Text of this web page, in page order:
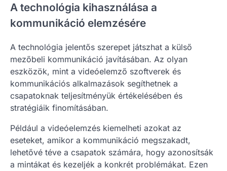
A technológia kihasználása a
kommunikáció elemzésére
A technológia jelentős szerepet játszhat a külső
mezőbeli kommunikáció javításában. Az olyan
eszközök, mint a videóelemző szoftverek és
kommunikációs alkalmazások segíthetnek a
csapatoknak teljesítményük értékelésében és
stratégiáik finomításában.
Például a videóelemzés kiemelheti azokat az
eseteket, amikor a kommunikáció megszakadt,
lehetővé téve a csapatok számára, hogy azonosítsák
a mintákat és kezeljék a konkrét problémákat. Ezen